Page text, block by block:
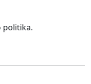
politika.